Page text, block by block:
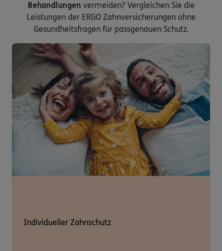
Behandlungen vermeiden? Vergleichen Sie die
Leistungen der ERGO Zahnversicherungen ohne
Gesundheitsfragen für passgenauen Schutz.
Individueller Zahnschutz